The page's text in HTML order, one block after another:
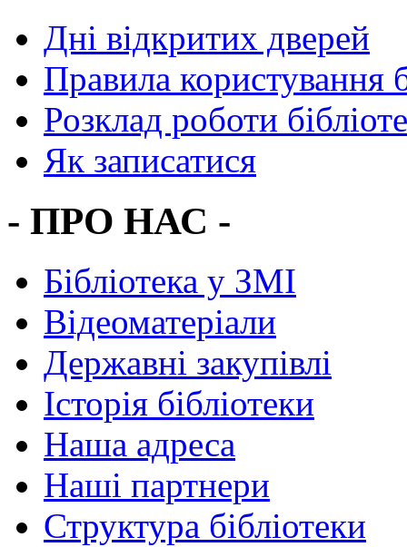
Дні відкритих дверей
Правила користування
Розклад роботи
Як записатися
- ПРО НАС -
Бібліотека у ЗМІ
Відеоматеріали
Державні закупівлі
Історія бібліотеки
Наша адреса
Наші партнери
Структура бібліотеки